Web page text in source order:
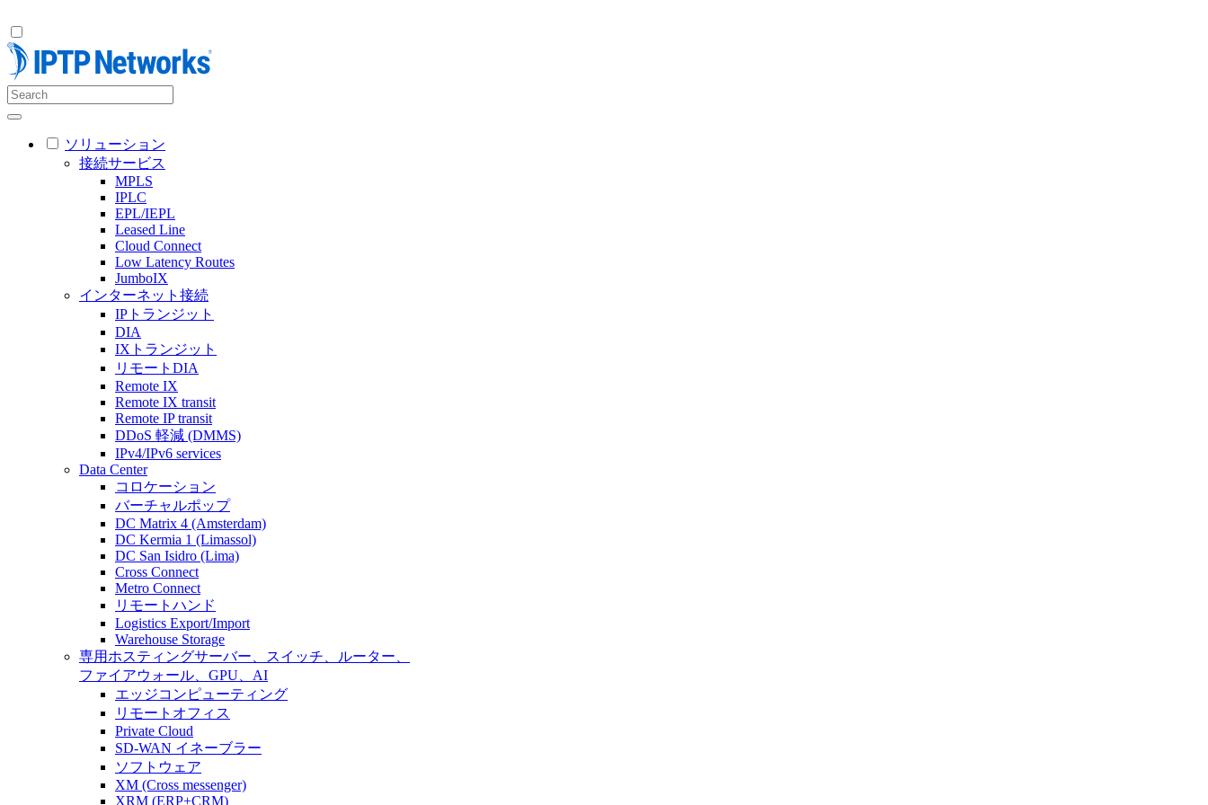
ソリューション
接続サービス
MPLS
IPLC
EPL/IEPL
Leased Line
Cloud Connect
Low Latency Routes
JumboIX
インターネット接続
IPトランジット
DIA
IXトランジット
リモートDIA
Remote IX
Remote IX transit
Remote IP transit
DDoS 軽減 (DMMS)
IPv4/IPv6 services
Data Center
コロケーション
バーチャルポップ
DC Matrix 4 (Amsterdam)
DC Kermia 1 (Limassol)
DC San Isidro (Lima)
Cross Connect
Metro Connect
リモートハンド
Logistics Export/Import
Warehouse Storage
専用ホスティングサーバー、スイッチ、ルーター、
ファイアウォール、GPU、AI
エッジコンピューティング
リモートオフィス
Private Cloud
SD-WAN イネーブラー
ソフトウェア
XM (Cross messenger)
XRM (ERP+CRM)